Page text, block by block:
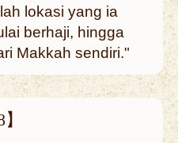
lokasi yang ia
berhaji, hingga
Makkah sendiri."
】